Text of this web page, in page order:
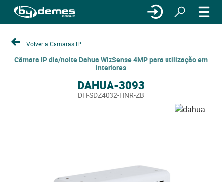
Volver a Camaras IP
Câmara IP dia/noite Dahua WizSense 4MP para utilização em
interiores
DAHUA-3093
DH-SDZ4032-HNR-ZB